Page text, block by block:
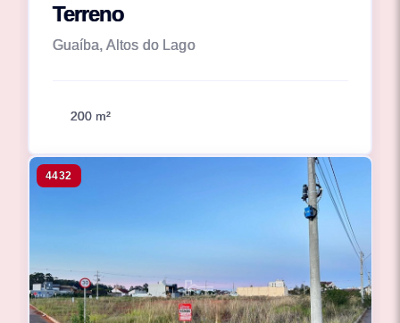
Terreno
Guaíba, Altos do Lago
200 m²
4432